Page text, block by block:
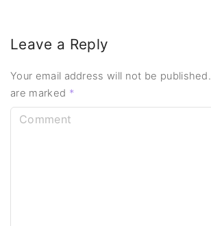
Leave a Reply
Your email address will not be published.
are marked *